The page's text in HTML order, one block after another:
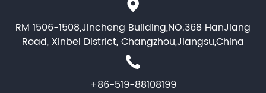
RM 1506-1508,Jincheng Building,NO.368 HanJiang
Road, Xinbei District, Changzhou,Jiangsu,China
+86-519-88108199